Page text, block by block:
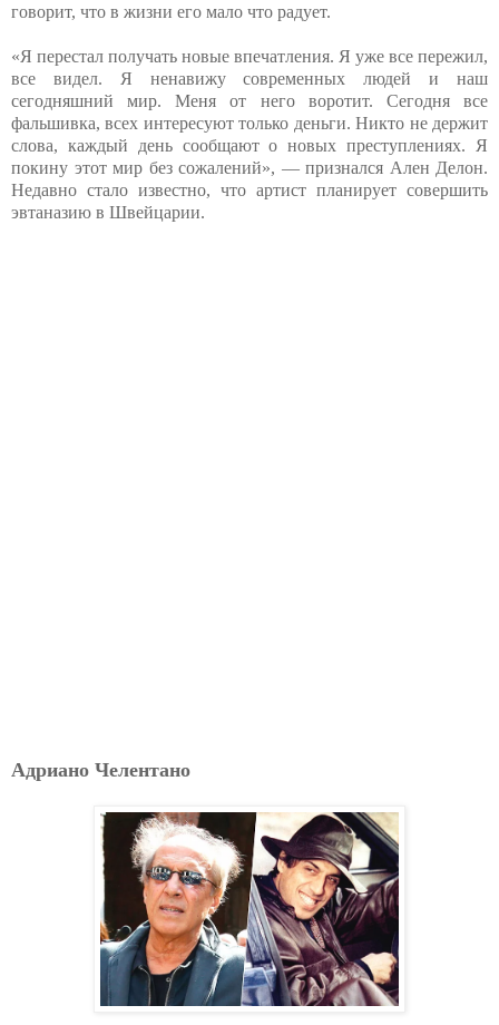
говорит, что в жизни его мало что радует.
«Я перестал получать новые впечатления. Я уже все пережил,
все видел. Я ненавижу современных людей и наш
сегодняшний мир. Меня от него воротит. Сегодня все
фальшивка, всех интересуют только деньги. Никто не держит
слова, каждый день сообщают о новых преступлениях. Я
покину этот мир без сожалений», — признался Ален Делон.
Недавно стало известно, что артист планирует совершить
эвтаназию в Швейцарии.
Адриано Челентано